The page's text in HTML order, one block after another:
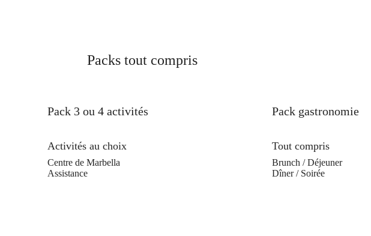
Packs tout compris
Pack 3 ou 4 activités
Activités au choix
Centre de Marbella
Assistance
Pack gastronomie
Tout compris
Brunch / Déjeuner
Dîner / Soirée